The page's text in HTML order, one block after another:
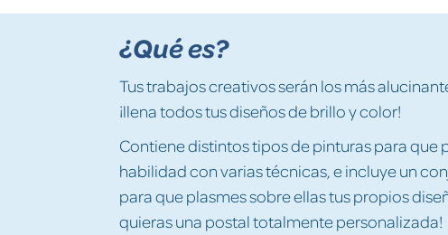
¿Qué es?
Tus trabajos creativos serán los más
¡llena todos tus diseños de brillo y color!
Contiene distintos tipos de pinturas para que
habilidad con varias técnicas, e incluye un
para que plasmes sobre ellas tus propios
quieras una postal totalmente personalizada!